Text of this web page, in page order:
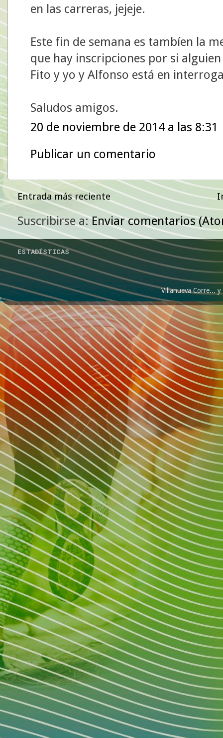
en las carreras, jejeje.
Este fin de semana es tambíen la
que hay inscripciones por si
Fito y yo y Alfonso está en
Saludos amigos.
20 de noviembre de 2014 a las 8:31
Publicar un comentario
Entrada más reciente
Suscribirse a:Enviar comentarios
ESTADÍSTICAS
Villanueva Corre...